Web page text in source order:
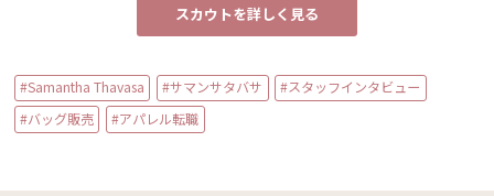
スカウトを詳しく見る
#Samantha Thavasa #サマンサタバサ
#スタッフインタビュー
#バッグ販売
#アパレル転職